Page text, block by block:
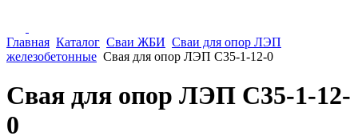
Главная Каталог Сваи ЖБИ Сваи для опор ЛЭП
железобетонные Свая для опор ЛЭП С35-1-12-0
Свая для опор ЛЭП С35-1-12-
0